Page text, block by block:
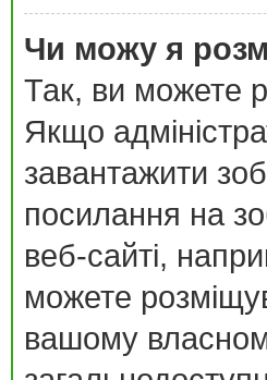
Чи можу я
Так, ви можете
Якщо
завантажити
посилання на
веб-сайті,
можете
вашому